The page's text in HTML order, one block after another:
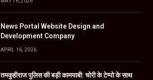
News Portal Website Design and
Development Company
APRIL 16, 2026
तमकुहीराज पुलिस की बड़ी कामयाबी: चोरी के टेम्पो के साथ